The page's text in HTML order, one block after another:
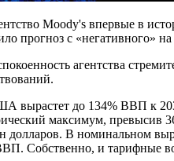
Moody's впервые в
прогноз с «негативного»
агентства
вырастет до 134% ВВП к
максимум, превысив
долларов. В номинальном
Собственно, и тарифные